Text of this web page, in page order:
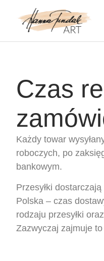
Czas
Każdy towar
roboczych, po
bankowym.
Przesyłki
Polska – czas
rodzaju przesyłki
Zazwyczaj zajmuje